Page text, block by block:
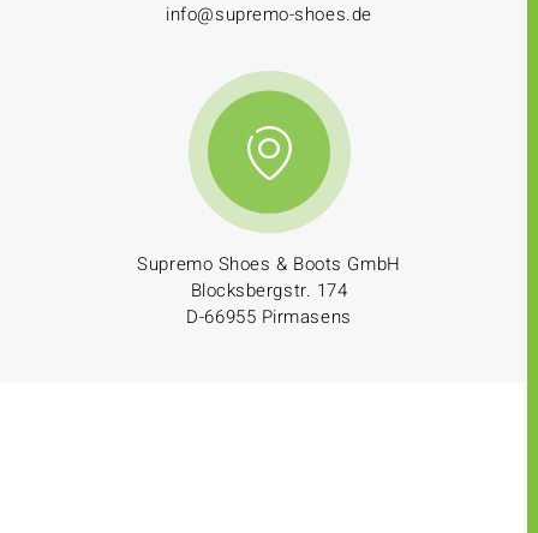
info@supremo-shoes.de
Supremo Shoes & Boots GmbH
Blocksbergstr. 174
D-66955 Pirmasens